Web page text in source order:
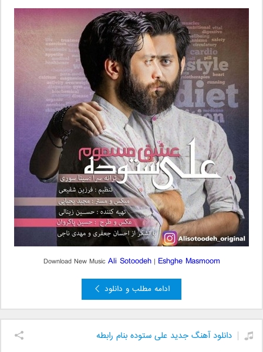
Download New MusicAli Sotoodeh| Eshghe Masmoom
ادامه مطلب و دانلود
دانلود آهنگ جدید علی ستوده بنام رابطه